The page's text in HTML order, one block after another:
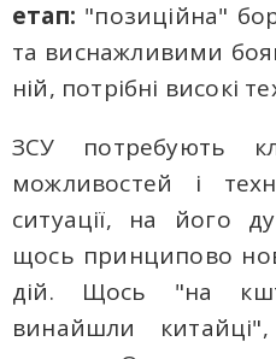
етап: "позиційна"
та виснажливими
ній, потрібні високі
ЗСУ потребують
можливостей і
ситуації, на його
щось принципово
дій. Щось "на
винайшли китайці",